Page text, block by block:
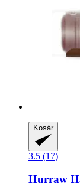
Kosár
3.5 (17)
Hurraw